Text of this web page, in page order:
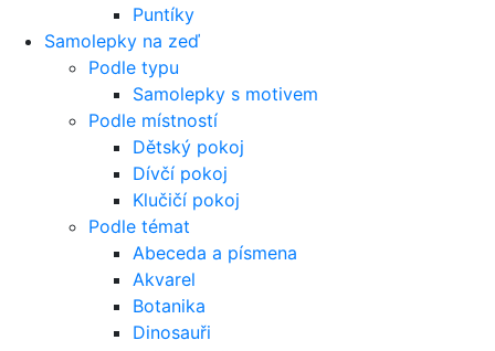
Puntíky
Samolepky na zeď
Podle typu
Samolepky s motivem
Podle místností
Dětský pokoj
Dívčí pokoj
Klučičí pokoj
Podle témat
Abeceda a písmena
Akvarel
Botanika
Dinosauři